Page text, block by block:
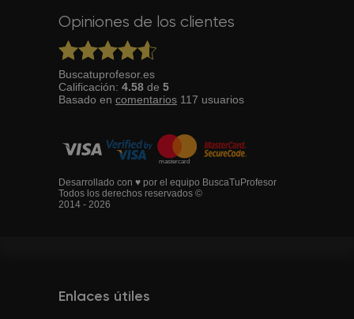
Opiniones de los clientes
Buscatuprofesor.es
Calificación: 4.58 de 5
Basado en comentarios 117 usuarios
Desarrollado con ♥ por el equipo BuscaTuProfesor
Todos los derechos reservados ©
2014 - 2026
Enlaces útiles